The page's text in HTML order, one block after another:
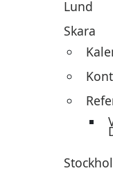
Lund
Skara